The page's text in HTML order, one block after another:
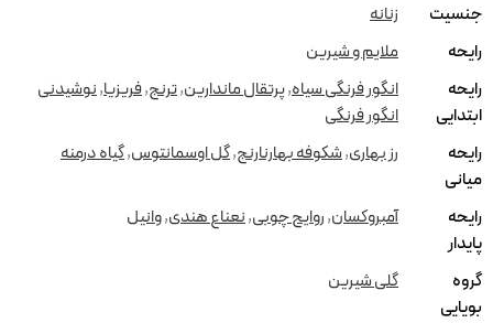
جنسیت
زنانه
رایحه
ملایم و شیرین
رایحه
ابتدایی
انگور فرنگی سیاه,پرتقال ماندارین,ترنج,فریزیا,نوشیدنی
انگور فرنگی
رایحه
میانی
رز بهاری,شکوفه بهارنارنج,گل اوسمانتوس,گیاه درمنه
رایحه
پایدار
آمبروکسان,روایح چوبی,نعناع هندی,وانیل
گروه
بویایی
گلی شیرین